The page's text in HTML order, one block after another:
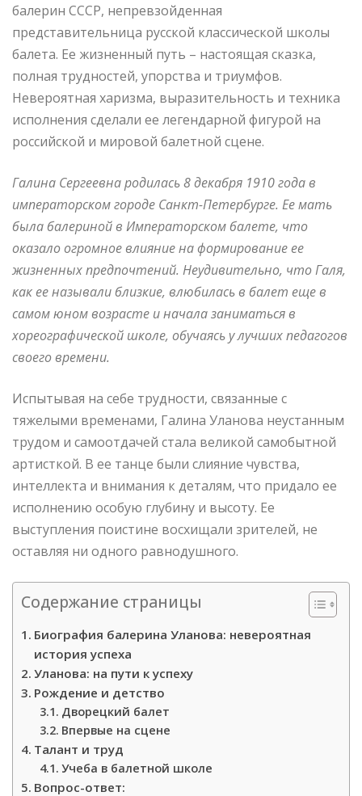
балерин СССР, непревзойденная
представительница русской классической школы
балета. Ее жизненный путь – настоящая сказка,
полная трудностей, упорства и триумфов.
Невероятная харизма, выразительность и техника
исполнения сделали ее легендарной фигурой на
российской и мировой балетной сцене.
Галина Сергеевна родилась 8 декабря 1910 года в
императорском городе Санкт-Петербурге. Ее мать
была балериной в Императорском балете, что
оказало огромное влияние на формирование ее
жизненных предпочтений. Неудивительно, что Галя,
как ее называли близкие, влюбилась в балет еще в
самом юном возрасте и начала заниматься в
хореографической школе, обучаясь у лучших педагогов
своего времени.
Испытывая на себе трудности, связанные с
тяжелыми временами, Галина Уланова неустанным
трудом и самоотдачей стала великой самобытной
артисткой. В ее танце были слияние чувства,
интеллекта и внимания к деталям, что придало ее
исполнению особую глубину и высоту. Ее
выступления поистине восхищали зрителей, не
оставляя ни одного равнодушного.
Содержание страницы
Биография балерина Уланова: невероятная
история успеха
Уланова: на пути к успеху
Рождение и детство
Дворецкий балет
Впервые на сцене
Талант и труд
Учеба в балетной школе
Вопрос-ответ: